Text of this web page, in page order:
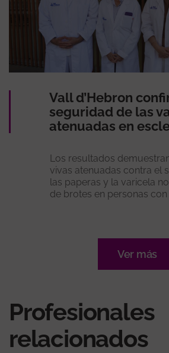
Vall d’Hebron
seguridad de las
atenuadas en
Los resultados
vivas atenuadas contra el
las paperas y la varicela
de brotes en personas
Ver más
Profesionales
relacionados